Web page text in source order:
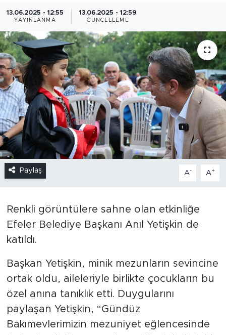
13.06.2025 - 12:55
YAYINLANMA
13.06.2025 - 12:59
GÜNCELLEME
Paylaş A- A+
Renkli görüntülere sahne olan etkinliğe
Efeler Belediye Başkanı Anıl Yetişkin de
katıldı.
Başkan Yetişkin, minik mezunların sevincine
ortak oldu, aileleriyle birlikte çocukların bu
özel anına tanıklık etti. Duygularını
paylaşan Yetişkin, “Gündüz
Bakımevlerimizin mezuniyet eğlencesinde